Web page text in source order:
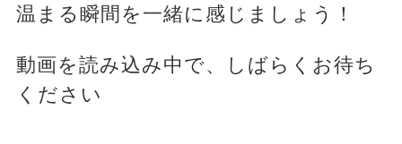
温まる瞬間を一緒に感じましょう！
動画を読み込み中で、しばらくお待ち
ください